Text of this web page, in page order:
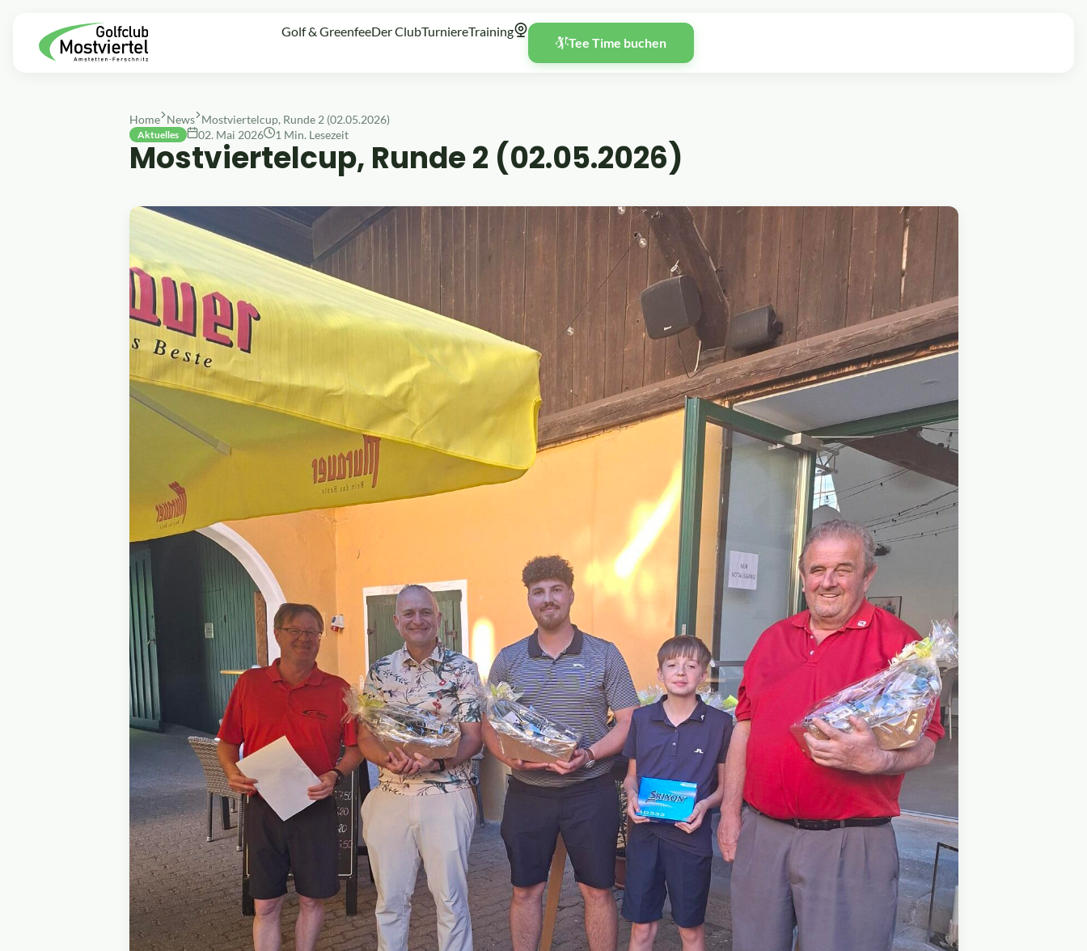
Golf & GreenfeeDer ClubTurniereTraining
Tee Time buchen
Home News Mostviertelcup, Runde 2 (02.05.2026)
Aktuelles 02. Mai 2026 1 Min. Lesezeit
Mostviertelcup, Runde 2 (02.05.2026)